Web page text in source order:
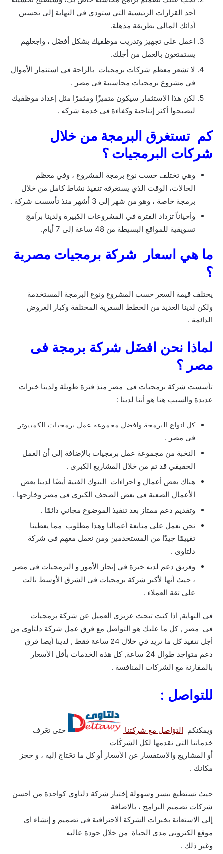
أحد القرارات الرئيسية التي ستؤدي في النهاية إلى تحسين
أدائك المالي بطريقة مذهلة.
اعمل على تجهيز وتدريب موظفيك بشكل أفضَل ، واجعلهم
يستمتعون بالعمل من أجلك.
لا تشعر معظم شركات برمجيات بالراحة في استثمار الأموال
في مشروع برمجيات محاسبية فى مصر .
لكن هذا الاستثمار سيكون متميزًا ومثمرًا مثل إعداد موظفيك
ليصبحوا أكثر إنتاجية وكفاءة فى خدمة شركه .
كم تستغرق البرمجة من خلال
شركات البرمجيات ؟
وهي تختلف حسب نوع برمجة المشروع ، وفي معظم
الحالات، الوقت الذي يستغرقه تنفيذ نشاط كامل من خلال
برمجة خاصة ، وهو من شهر إلى 3 أشهر منذ تأسست شركة .
وأحياناً تزداد الفترة في المشروعات الكبيرة ولدينا براَمج
تسويقية للمواقع البسيطة من 48 ساعة إلى 7 أيام.
ما هي اسعار شركة برمجيات مصرية
؟
يختلف قيمة السعر حسب المشروع ونوع البرمجة المستخدمة
ولكن لدينا العديد من الخطط السعرية المختلفة وكبار العروض
الدائمة .
لماذا نحن افضَل شركة برمجة فى
مصر ؟
تأسست شركة برمجيات فى مصر منذ فترة طويلة ولدينا خبرات
عديدة والسبب هنا هو أننا لدينا :
كل انواع البرمجة وافضل مجموعه عمل برمجيات الكمبيوتر
فى مصر .
النخبة من مجموعة عمل برمجيات بالإضافة إلى أن العمل
الحقيقي قد تم من خلال المشاريع الكبرى .
هناك بعض أعمال و اجراءات البنوك الفنية أيضًا لدينا بعض
الأعمال الصعبة في بعض الصحف الكبرى في مصر وخارجها .
وتقديم دعم ممتاز بعد تنفيذ الموضوع مجاني دائمًا .
نحن نعمل على متابعة أعمالنا وهذا مطلوب مما يعطينا
تقييمًا جيدًا من المستخدمين ومن نعمل معهم فى شركة
دلتاوى .
وفريق دعم لديه خبرة في إنجاز الأمور و البرمجيات فى مصر
، حيث أنها لأكبر شركة برمجيات فى الشرق الأوسط نالت
على ثقة العملاء .
في النهاية, اذا كنت تبحث عزيزى العميل عن شركة برمجيات
فى مصر , كل ما عليك هو التواصل مع فرق عمل شركة دلتاوى من
أجل تنفيذ كل ما تريد في خلال 24 ساعة فقط , لدينا أيضا فرق
دعم متواجد طوال 24 ساعة, كل هذه الخدمات بأقل الأسعار
بالمقارنة مع الشركات المنافسة .
للتواصل :
ويمكنكم التوَاصل مع شركتنا
حتى تعَرف
خدماتنا التي نقدمها لكل الشركَات
أو المشاريع والإستفسار عن الأسعار أو كل ما تحَتاج إليه ، و حجز
مكانك .
حيث تستطيع بيسر وسهولة إختيار شركة دلتاوي كواحدة من احسن
شركات تصميم البرامج ، بالاضافة
إلي الاستعانة بخبرات الشركة الاحترافية فى تصميم و إنشاء اى
موقع الكترونى مدى الحياة من خلال جودة عاليه
وغير ذلك .